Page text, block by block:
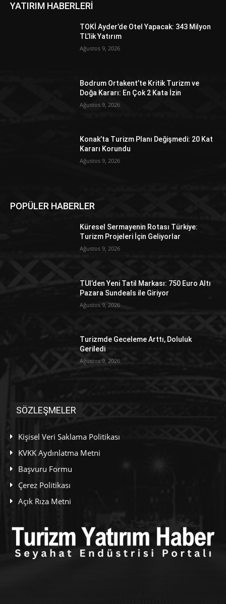
YATIRIM HABERLERİ
TOKİ Ayder’de Otel Yapacak: 343 Milyon
TL’lik Yatırım
Ağustos 9, 2026
Bodrum Ortakent’te Kritik Turizm ve
Doğa Kararı: En Çok 2 Kata İzin
Ağustos 9, 2026
Konak’ta Turizm Planı Değişmedi: 20 Kat
Kararı Korundu
Ağustos 9, 2026
POPÜLER HABERLER
Küresel Sermayenin Rotası Türkiye:
Turizm Projeleri İçin Geliyorlar
Ağustos 9, 2026
TUI’den Yeni Tatil Markası: 750 Euro Altı
Pazara Sundeals ile Giriyor
Ağustos 9, 2026
Turizmde Geceleme Arttı, Doluluk
Geriledi
Ağustos 9, 2026
SÖZLEŞMELER
Kişisel Veri Saklama Politikası
KVKK Aydınlatma Metni
Başvuru Formu
Çerez Politikası
Açık Rıza Metni